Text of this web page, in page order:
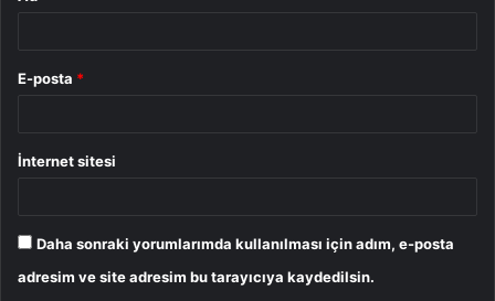
E-posta *
İnternet sitesi
Daha sonraki yorumlarımda kullanılması için adım, e-posta
adresim ve site adresim bu tarayıcıya kaydedilsin.